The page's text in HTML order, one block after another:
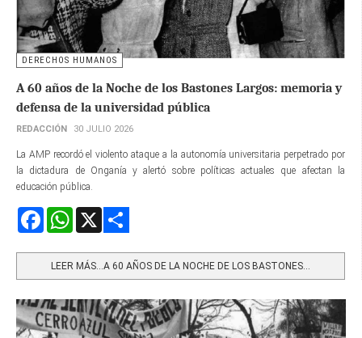
DERECHOS HUMANOS
A 60 años de la Noche de los Bastones Largos: memoria y
defensa de la universidad pública
REDACCIÓN 30 JULIO 2026
La AMP recordó el violento ataque a la autonomía universitaria perpetrado por
la dictadura de Onganía y alertó sobre políticas actuales que afectan la
educación pública.
FacebookWhatsApp
LEER MÁS…A 60 AÑOS DE LA NOCHE DE LOS BASTONES...